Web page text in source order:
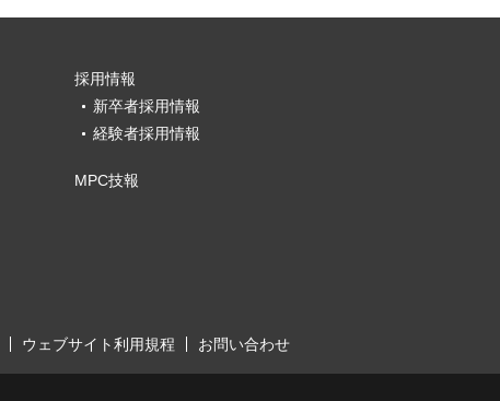
採用情報
新卒者採用情報
経験者採用情報
MPC技報
ウェブサイト利用規程 お問い合わせ